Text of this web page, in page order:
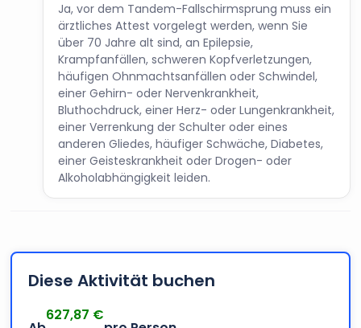
Ja, vor dem Tandem-Fallschirmsprung muss ein
ärztliches Attest vorgelegt werden, wenn Sie
über 70 Jahre alt sind, an Epilepsie,
Krampfanfällen, schweren Kopfverletzungen,
häufigen Ohnmachtsanfällen oder Schwindel,
einer Gehirn- oder Nervenkrankheit,
Bluthochdruck, einer Herz- oder Lungenkrankheit,
einer Verrenkung der Schulter oder eines
anderen Gliedes, häufiger Schwäche, Diabetes,
einer Geisteskrankheit oder Drogen- oder
Alkoholabhängigkeit leiden.
Diese Aktivität buchen
627,87 €